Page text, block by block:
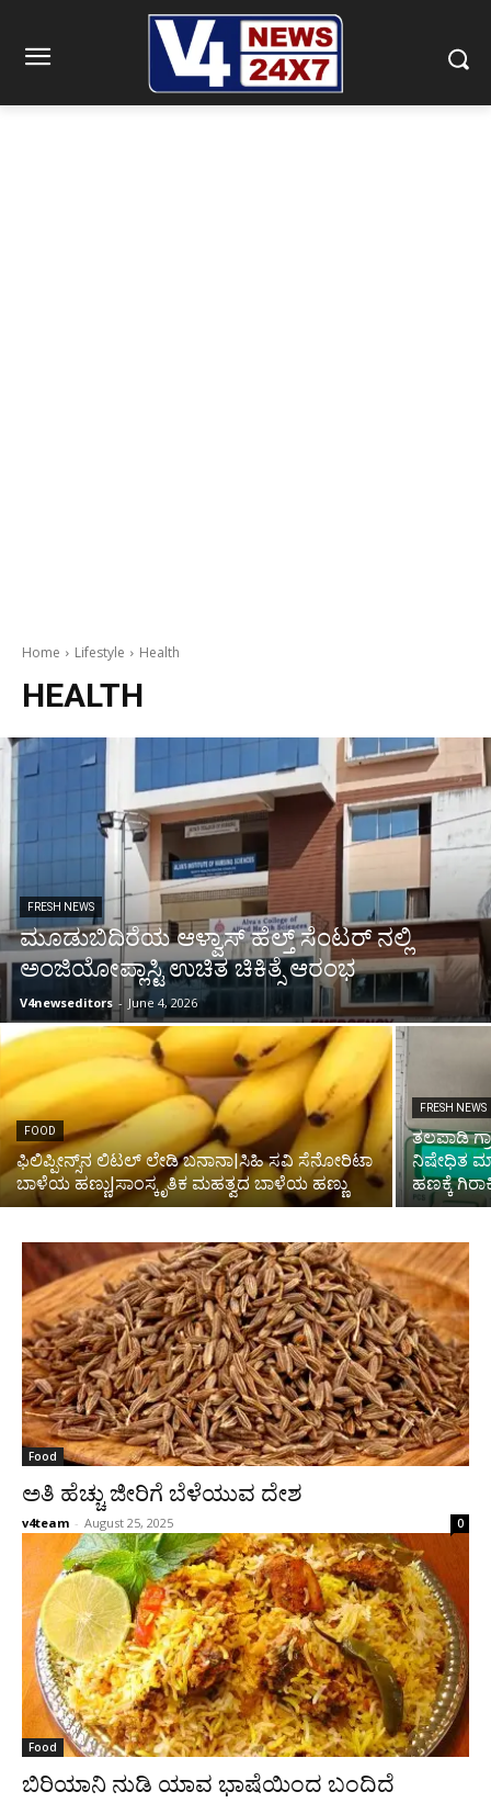
Home Lifestyle Health
HEALTH
FRESH NEWS
ಮೂಡುಬಿದಿರೆಯ ಆಳ್ವಾಸ್ ಹೆಲ್ತ್ ಸೆಂಟರ್ ನಲ್ಲಿ
ಅಂಜಿಯೋಪ್ಲಾಸ್ಟಿ ಉಚಿತ ಚಿಕಿತ್ಸೆ ಆರಂಭ
V4newseditors - June 4, 2026
FOOD
ಫಿಲಿಪ್ಪೀನ್ಸ್‌ನ ಲಿಟಲ್ ಲೇಡಿ ಬನಾನಾ|ಸಿಹಿ ಸವಿ ಸೆನೋರಿಟಾ
ಬಾಳೆಯ ಹಣ್ಣು|ಸಾಂಸ್ಕೃತಿಕ ಮಹತ್ವದ ಬಾಳೆಯ ಹಣ್ಣು
FRESH NEWS
ತಲಪಾಡಿ
ನಿಷೇಧಿತ
ಹಣಕ್ಕೆ
Food
ಅತಿ ಹೆಚ್ಚು ಜೀರಿಗೆ ಬೆಳೆಯುವ ದೇಶ
v4team - August 25, 2025 0
Food
ಬಿರಿಯಾನಿ ನುಡಿ ಯಾವ ಭಾಷೆಯಿಂದ ಬಂದಿದೆ